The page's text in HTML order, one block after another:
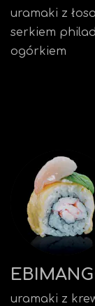
uramaki z
serkiem
ogórkiem
uramaki z